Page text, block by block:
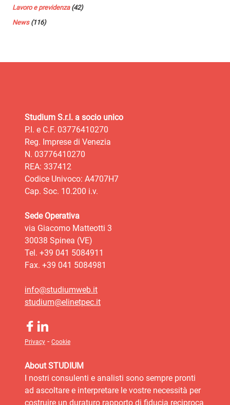
Lavoro e previdenza(42)
News(116)
Studium S.r.l. a socio unico
P.I. e C.F. 03776410270
Reg. Imprese di Venezia
N. 03776410270
REA: 337412
Codice Univoco: A4707H7
Cap. Soc. 10.200 i.v.
Sede Operativa
via Giacomo Matteotti 3
30038 Spinea (VE)
Tel. +39 041 5084911
Fax. +39 041 5084981
info@studiumweb.it
studium@elinetpec.it
Privacy - Cookie
About STUDIUM
I nostri consulenti e analisti sono sempre pronti
ad ascoltare e interpretare le vostre necessità per
costruire un duraturo rapporto di fiducia reciproca